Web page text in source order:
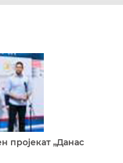
пројекат „Данас